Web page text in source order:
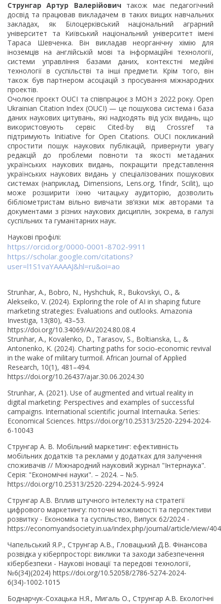
Струнгар Артур Валерійовичтакож має педагогічний
досвід та працював викладачем в таких вищих навчальних
закладах, як Білоцерківський національний аграрний
університет та Київський національний університет імені
Тараса Шевченка. Він викладав неорганічну хімію для
іноземців на англійській мові та інформаційні технології,
системи управління базами даних, контекстні медійні
технології в суспільстві та інші предмети. Крім того, він
також був партнером асоціацій з просування міжнародних
проектів.
Очолює проєкт OUCI та співпрацює з МОН з 2022 року. Open
Ukrainian Citation Index (OUCI) — це пошукова система і база
даних наукових цитувань, які надходять від усіх видань, що
використовують сервіс
Cited-by від Crossref
та
підтримують Initiative for Open Citations. OUCI покликаний
спростити пошук наукових публікацій, привернути увагу
редакцій до проблеми повноти та якості метаданих
українських наукових видань, покращити представлення
українських наукових видань у спеціалізованих пошукових
системах (наприклад, Dimensions, Lens.org, 1findr, Scilit), що
може розширити їхню читацьку аудиторію, дозволить
бібліометристам вільно вивчати зв’язки між авторами та
документами з різних наукових дисциплін, зокрема, в галузі
суспільних та гуманітарних наук.
Наукові профілі:
https://orcid.org/0000-0001-8702-9911
https://scholar.google.com/citations?
user=l1S1vaYAAAAJ&hl=ru&oi=ao
Strunhar, A., Bobro, N., Hyshchuk, R., Bukovskyi, O., &
Alekseiko, V. (2024). Exploring the role of AI in shaping future
marketing strategies: Evaluations and outlooks. Amazonia
Investiga, 13(80), 43–53.
https://doi.org/10.34069/AI/2024.80.08.4
Strunhar, A., Kovalenko, D., Tarasov, S., Boltianska, L., &
Antonenko, K. (2024). Charting paths for socio-economic revival
in the wake of military turmoil. African Journal of Applied
Research, 10(1), 481–494.
https://doi.org/10.26437/ajar.30.06.2024.30
Strunhar, A. (2021). Use of augmented and virtual reality in
digital marketing: Perspectives and examples of successful
campaigns. International scientific journal Internauka. Series:
Economical Sciences. https://doi.org/10.25313/2520-2294-2024-
6-10043
Струнгар А. В. Мобільний маркетинг: ефективність
мобільних додатків та реклами у додатках для залучення
споживачів // Міжнародний науковий журнал "Інтернаука".
Серія: "Економічні науки". – 2024. – №5.
https://doi.org/10.25313/2520-2294-2024-5-9924
Струнгар А.В. Вплив штучного інтелекту на стратегії
цифрового маркетингу: поточні можливості та перспективи
розвитку - Економіка та суспільство, Випуск 62/2024 -
https://economyandsociety.in.ua/index.php/journal/article/view/
Чапельський Я.Р., Струнгар А.В., Гловацький Д.В. Фінансова
розвідка у кіберпросторі: виклики та заходи забезпечення
кібербезпеки - Наукові іновації та передові технології,
№6(34)(2024) https://doi.org/10.52058/2786-5274-2024-
6(34)-1002-1015
Боднарчук-Сохацька Н.Я., Мигаль О., Струнгар А.В. Екологічні